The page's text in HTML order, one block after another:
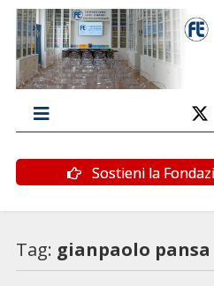
Sostieni la
Tag: gianpaolo pansa